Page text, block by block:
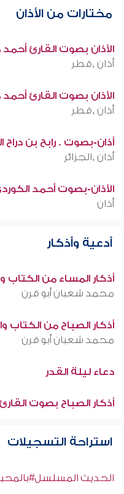
مختارات من الأذان
الأذان بصوت القارئ
أذان ,قطر
الأذان بصوت القارئ
أذان ,قطر
أذان-بصوت . رابح بن دراح
أذان ,الجزائر
الأذان-بصوت أحمد
أذان
أدعية وأذكار
أذكار المساء من الكتاب
محمد شعبان أبو قرن
أذكار الصباح من الكتاب
محمد شعبان أبو قرن
دعاء ليلة القدر
أذكار الصباح بصوت
استراحة التسجيلات
الحديث